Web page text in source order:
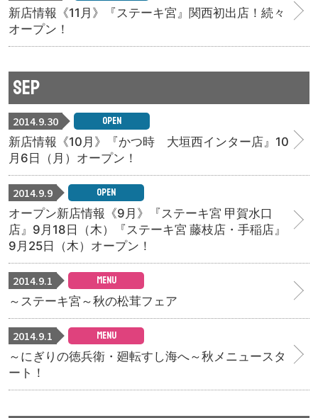
新店情報《11月》『ステーキ宮』関西初出店！続々
オープン！
SEP
2014.9.30 OPEN
新店情報《10月》『かつ時 大垣西インター店』10
月6日（月）オープン！
2014.9.9 OPEN
オープン新店情報《9月》『ステーキ宮 甲賀水口
店』9月18日（木）『ステーキ宮 藤枝店・手稲店』
9月25日（木）オープン！
2014.9.1 MENU
～ステーキ宮～秋の松茸フェア
2014.9.1 MENU
～にぎりの徳兵衛・廻転すし海へ～秋メニュースタ
ート！